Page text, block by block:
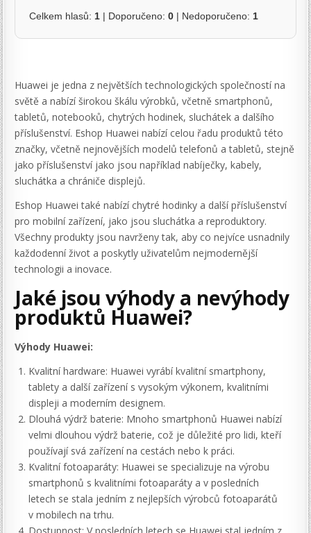
Celkem hlasů: 1 | Doporučeno:0 | Nedoporučeno: 1
Huawei je jedna z největších technologických společností na
světě a nabízí širokou škálu výrobků, včetně smartphonů,
tabletů, notebooků, chytrých hodinek, sluchátek a dalšího
příslušenství. Eshop Huawei nabízí celou řadu produktů této
značky, včetně nejnovějších modelů telefonů a tabletů, stejně
jako příslušenství jako jsou například nabíječky, kabely,
sluchátka a chrániče displejů.
Eshop Huawei také nabízí chytré hodinky a další příslušenství
pro mobilní zařízení, jako jsou sluchátka a reproduktory.
Všechny produkty jsou navrženy tak, aby co nejvíce usnadnily
každodenní život a poskytly uživatelům nejmodernější
technologii a inovace.
Jaké jsou výhody a nevýhody
produktů Huawei?
Výhody Huawei:
Kvalitní hardware: Huawei vyrábí kvalitní smartphony,
tablety a další zařízení s vysokým výkonem, kvalitními
displeji a moderním designem.
Dlouhá výdrž baterie: Mnoho smartphonů Huawei nabízí
velmi dlouhou výdrž baterie, což je důležité pro lidi, kteří
používají svá zařízení na cestách nebo k práci.
Kvalitní fotoaparáty: Huawei se specializuje na výrobu
smartphonů s kvalitními fotoaparáty a v posledních
letech se stala jedním z nejlepších výrobců fotoaparátů
v mobilech na trhu.